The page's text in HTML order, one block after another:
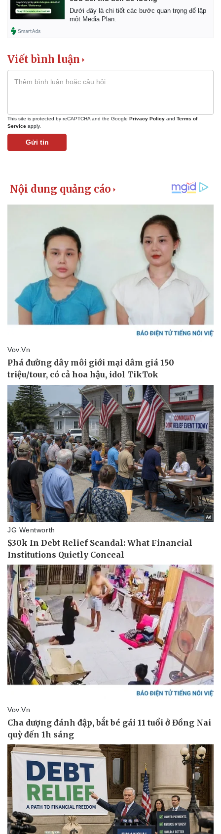
Pháp luật
Vụ án
Tin nóng
Tư vấn luật
Quân sự - Quốc phòng
Vũ khí
Việt Nam
Phân tích
Dưới đây là chi tiết các bước quan trọng để lập
một Media Plan.
Viết bình luận
This site is protected by reCAPTCHA and the Google Privacy Policy and Terms of
Service apply.
Gửi tin